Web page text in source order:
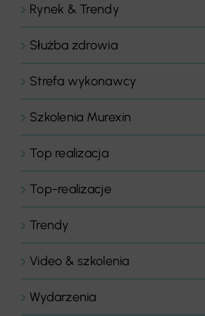
Rynek & Trendy
Służba zdrowia
Strefa wykonawcy
Szkolenia Murexin
Top realizacja
Top-realizacje
Trendy
Video & szkolenia
Wydarzenia